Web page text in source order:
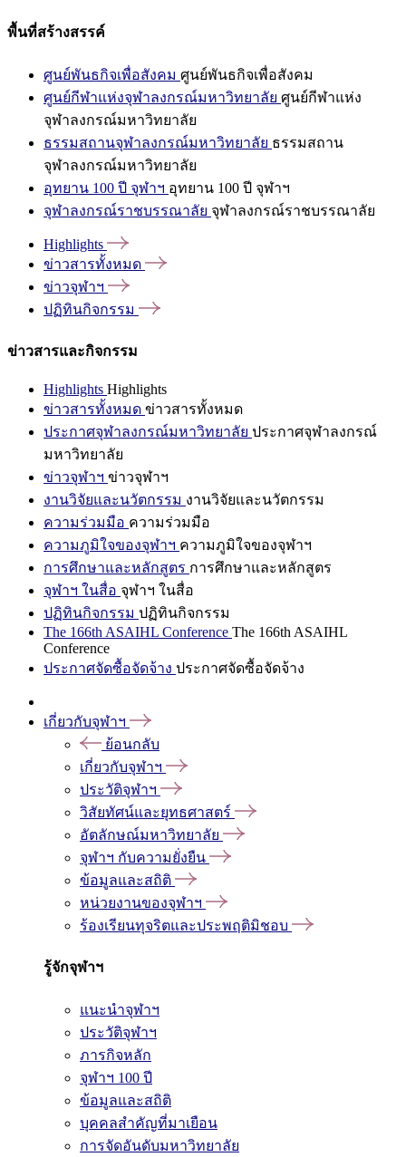
พื้นที่สร้างสรรค์
ศูนย์พันธกิจเพื่อสังคม ศูนย์พันธกิจเพื่อสังคม
ศูนย์กีฬาแห่งจุฬาลงกรณ์มหาวิทยาลัย ศูนย์กีฬาแห่ง
จุฬาลงกรณ์มหาวิทยาลัย
ธรรมสถานจุฬาลงกรณ์มหาวิทยาลัย ธรรมสถาน
จุฬาลงกรณ์มหาวิทยาลัย
อุทยาน 100 ปี จุฬาฯ อุทยาน 100 ปี จุฬาฯ
จุฬาลงกรณ์ราชบรรณาลัย จุฬาลงกรณ์ราชบรรณาลัย
Highlights
ข่าวสารทั้งหมด
ข่าวจุฬาฯ
ปฏิทินกิจกรรม
ข่าวสารและกิจกรรม
Highlights Highlights
ข่าวสารทั้งหมด ข่าวสารทั้งหมด
ประกาศจุฬาลงกรณ์มหาวิทยาลัย ประกาศจุฬาลงกรณ์
มหาวิทยาลัย
ข่าวจุฬาฯ ข่าวจุฬาฯ
งานวิจัยและนวัตกรรม งานวิจัยและนวัตกรรม
ความร่วมมือ ความร่วมมือ
ความภูมิใจของจุฬาฯ ความภูมิใจของจุฬาฯ
การศึกษาและหลักสูตร การศึกษาและหลักสูตร
จุฬาฯ ในสื่อ จุฬาฯ ในสื่อ
ปฏิทินกิจกรรม ปฏิทินกิจกรรม
The 166th ASAIHL Conference The 166th ASAIHL
Conference
ประกาศจัดซื้อจัดจ้าง ประกาศจัดซื้อจัดจ้าง
เกี่ยวกับจุฬาฯ
ย้อนกลับ
เกี่ยวกับจุฬาฯ
ประวัติจุฬาฯ
วิสัยทัศน์และยุทธศาสตร์
อัตลักษณ์มหาวิทยาลัย
จุฬาฯ กับความยั่งยืน
ข้อมูลและสถิติ
หน่วยงานของจุฬาฯ
ร้องเรียนทุจริตและประพฤติมิชอบ
รู้จักจุฬาฯ
แนะนำจุฬาฯ
ประวัติจุฬาฯ
ภารกิจหลัก
จุฬาฯ 100 ปี
ข้อมูลและสถิติ
บุคคลสำคัญที่มาเยือน
การจัดอันดับมหาวิทยาลัย